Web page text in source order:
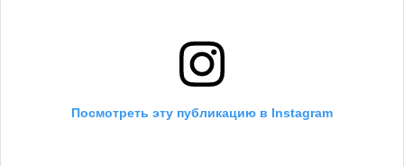
Посмотреть эту публикацию в Instagram